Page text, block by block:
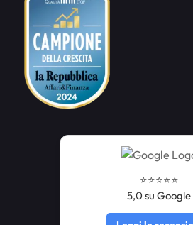
⭐️⭐️⭐️⭐️⭐️
5,0 su Google